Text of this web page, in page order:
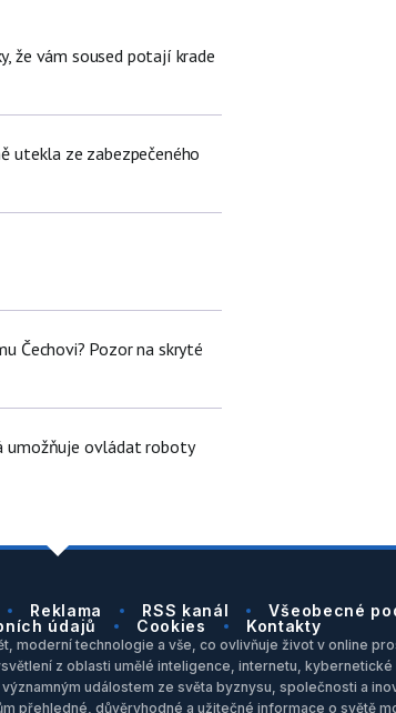
že vám soused potají krade
utekla ze zabezpečeného
Čechovi? Pozor na skryté
umožňuje ovládat roboty
Reklama RSS kanál
Všeobecné
údajů
Cookies Kontakty
moderní technologie a vše, co ovlivňuje život v online
z oblasti umělé inteligence, internetu,
událostem ze světa byznysu, společnosti a
přehledné, důvěryhodné a užitečné informace o světě